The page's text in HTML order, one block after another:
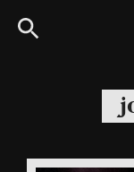
Siirry
suoraan